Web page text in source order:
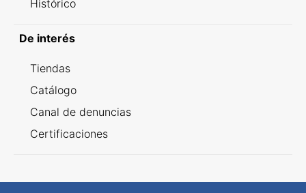
Histórico
De interés
Tiendas
Catálogo
Canal de denuncias
Certificaciones